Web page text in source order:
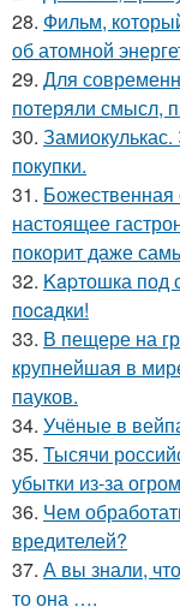
28. Фильм,
об атомной
29. Для
потеряли смысл,
30. Замиокулькас.
покупки.
31. Божественная
настоящее
покорит даже
32. Kapтошка
пocaдки!
33. В пещере на
крупнейшая в
пауков.
34. Учёные в
35. Тысячи
убытки из-за
36. Чем
вредителей?
37. А вы знали,
то она ….